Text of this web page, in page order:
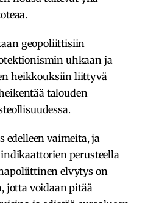
geopoliittisiin
uhkaan ja
heikkouksiin liittyvä
talouden
edelleen vaimeita, ja
perusteella
elvytys on
jotta voidaan pitää